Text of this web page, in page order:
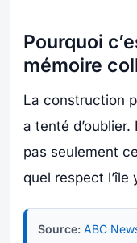
Pourquoi
mémoire
La construction
a tenté d’oublier.
pas seulement
quel respect l’île
Source: ABC